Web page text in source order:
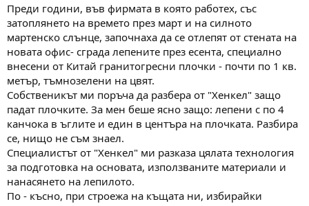
Преди години, във фирмата в която работех, със
затоплянето на времето през март и на силното
мартенско слънце, започнаха да се отлепят от стената на
новата офис- сграда лепените през есента, специално
внесени от Китай гранитогресни плочки - почти по 1 кв.
метър, тъмнозелени на цвят.
Собственикът ми поръча да разбера от "Хенкел" защо
падат плочките. За мен беше ясно защо: лепени с по 4
канчока в ъглите и един в центъра на плочката. Разбира
се, нищо не съм знаел.
Специалистът от "Хенкел" ми разказа цялата технология
за подготовка на основата, използваните материали и
нанасянето на лепилото.
По - късно, при строежа на къщата ни, избирайки